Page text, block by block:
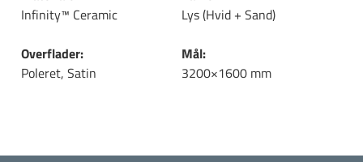
Infinity™ Ceramic
Lys (Hvid + Sand)
Overflader:
Poleret, Satin
Mål:
3200×1600 mm